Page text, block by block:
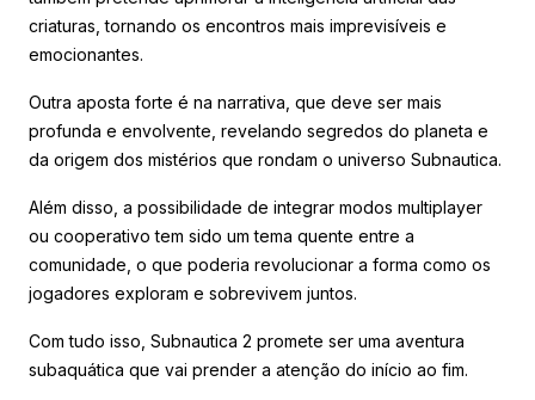
criaturas, tornando os encontros mais imprevisíveis e
emocionantes.
Outra aposta forte é na narrativa, que deve ser mais
profunda e envolvente, revelando segredos do planeta e
da origem dos mistérios que rondam o universo Subnautica.
Além disso, a possibilidade de integrar modos multiplayer
ou cooperativo tem sido um tema quente entre a
comunidade, o que poderia revolucionar a forma como os
jogadores exploram e sobrevivem juntos.
Com tudo isso, Subnautica 2 promete ser uma aventura
subaquática que vai prender a atenção do início ao fim.